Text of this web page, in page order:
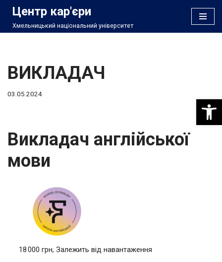
Перейти
Центр кар'єри
Хмельницький національний університет
ВИКЛАДАЧ
03.05.2024
Викладач англійської
мови
18 000 грн, Залежить від навантаження